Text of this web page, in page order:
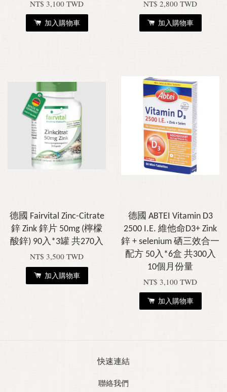
NT$ 3,100 TWD
加入購物車
NT$ 2,800 TWD
加入購物車
德國 Fairvital Zinc-Citrate
鋅 Zink 鋅片 50mg (檸檬
酸鋅) 90入*3罐 共270入
NT$ 3,500 TWD
加入購物車
德國 ABTEI Vitamin D3
2500 I.E. 維他命D3+ Zink
鋅 + selenium 硒三效合一
配方 50入*6盒 共300入
10個月份量
NT$ 3,100 TWD
加入購物車
快速連結
聯絡我們